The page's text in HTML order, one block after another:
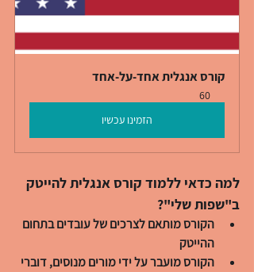
קורס אנגלית אחד-על-אחד
60
הזמינו עכשיו
למה כדאי ללמוד קורס אנגלית להייטק
ב"שפות שלי"?
הקורס מותאם לצרכים של עובדים בתחום
ההייטק
הקורס מועבר על ידי מורים מנוסים, דוברי